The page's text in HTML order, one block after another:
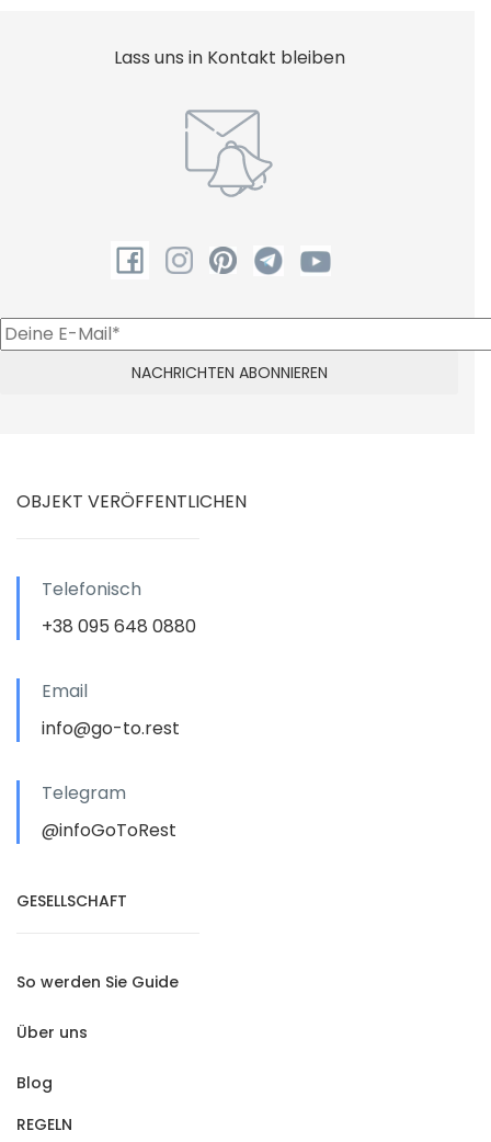
Lass uns in Kontakt bleiben
OBJEKT VERÖFFENTLICHEN
Telefonisch
+38 095 648 0880
Email
info@go-to.rest
Telegram
@infoGoToRest
GESELLSCHAFT
So werden Sie Guide
Über uns
Blog
REGELN